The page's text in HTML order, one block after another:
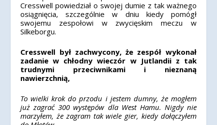
Cresswell powiedział o swojej dumie z tak ważnego
osiągnięcia, szczególnie w dniu kiedy pomógł
swojemu zespołowi w zwycięskim meczu w
Silkeborgu.
Cresswell był zachwycony, że zespół wykonał
zadanie w chłodny wieczór w Jutlandii z tak
trudnymi przeciwnikami i nieznaną
nawierzchnią,
To wielki krok do przodu i jestem dumny, że mogłem
już zagrać 300 występów dla West Hamu. Nigdy nie
marzyłem, że zagram tak wiele gier, kiedy dołączyłem